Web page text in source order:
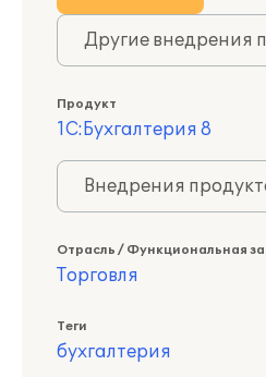
Другие внедрения
Продукт
1С:Бухгалтерия 8
Внедрения
Отрасль / Функциональная
Торговля
Теги
бухгалтерия